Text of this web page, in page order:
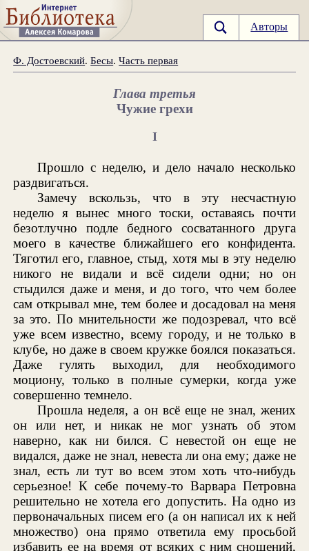
Авторы
Ф. Достоевский.Бесы.Часть первая
Глава третья
Чужие грехи
I
Прошло с неделю, и дело начало несколько
раздвигаться.
Замечу вскользь, что в эту несчастную
неделю я вынес много тоски, оставаясь почти
безотлучно подле бедного сосватанного друга
моего в качестве ближайшего его конфидента.
Тяготил его, главное, стыд, хотя мы в эту неделю
никого не видали и всё сидели одни; но он
стыдился даже и меня, и до того, что чем более
сам открывал мне, тем более и досадовал на меня
за это. По мнительности же подозревал, что всё
уже всем известно, всему городу, и не только в
клубе, но даже в своем кружке боялся показаться.
Даже гулять выходил, для необходимого
моциону, только в полные сумерки, когда уже
совершенно темнело.
Прошла неделя, а он всё еще не знал, жених
он или нет, и никак не мог узнать об этом
наверно, как ни бился. С невестой он еще не
видался, даже не знал, невеста ли она ему; даже не
знал, есть ли тут во всем этом хоть что-нибудь
серьезное! К себе почему-то Варвара Петровна
решительно не хотела его допустить. На одно из
первоначальных писем его (а он написал их к ней
множество) она прямо ответила ему просьбой
избавить ее на время от всяких с ним сношений,